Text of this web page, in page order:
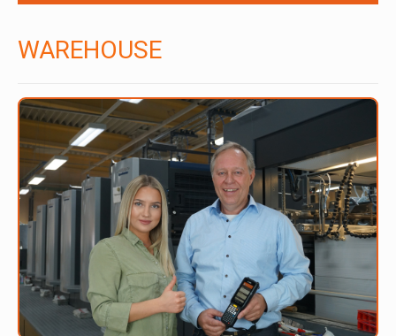
WAREHOUSE